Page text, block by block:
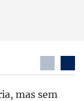
mas sem